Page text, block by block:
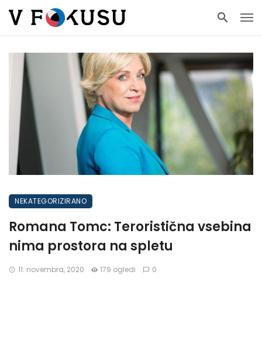
NEKATEGORIZIRANO
Romana Tomc: Teroristična vsebina
nima prostora na spletu
11. novembra, 2020 179 ogledi 0